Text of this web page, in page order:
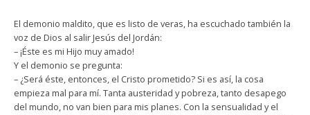
El demonio maldito, que es listo de veras, ha escuchado también la
voz de Dios al salir Jesús del Jordán:
– ¡Éste es mi Hijo muy amado!
Y el demonio se pregunta:
– ¿Será éste, entonces, el Cristo prometido? Si es así, la cosa
empieza mal para mí. Tanta austeridad y pobreza, tanto desapego
del mundo, no van bien para mis planes. Con la sensualidad y el